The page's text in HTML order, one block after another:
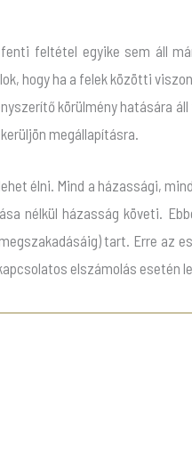
feltétel egyike sem áll
hogy ha a felek közötti
körülmény hatására
megállapításra.
élni. Mind a házassági,
nélkül házasság követi.
tart. Erre az
elszámolás esetén